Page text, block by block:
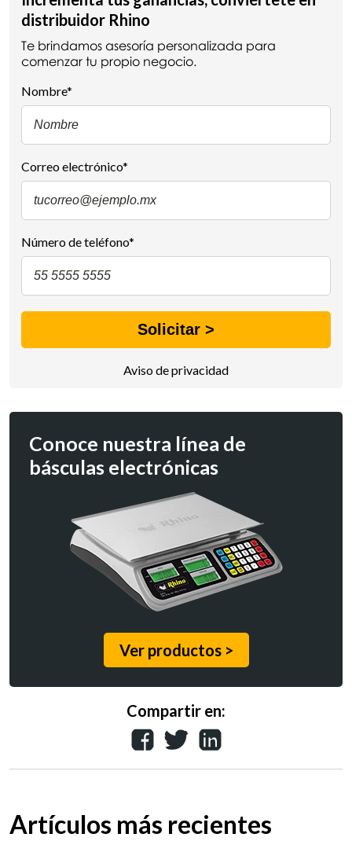
distribuidor Rhino
Te brindamos asesoría personalizada para
comenzar tu propio negocio.
Nombre*
Correo electrónico*
Número de teléfono*
Aviso de privacidad
Conoce nuestra línea de
básculas electrónicas
Ver productos >
Compartir en:
Artículos más recientes